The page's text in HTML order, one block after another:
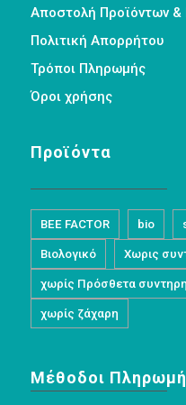
Αποστολή Προϊόντων &
Πολιτική Απορρήτου
Τρόποι Πληρωμής
Όροι χρήσης
Προϊόντα
BEE FACTOR bio
Βιολογικό Χωρις
χωρίς Πρόσθετα
χωρίς ζάχαρη
Μέθοδοι